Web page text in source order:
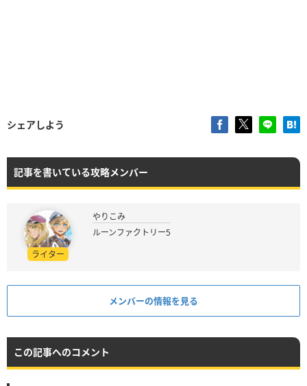
シェアしよう
記事を書いている攻略メンバー
ライター
やりこみ
ルーンファクトリー5
メンバーの情報を見る
この記事へのコメント